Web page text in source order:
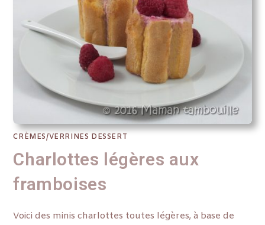
CRÈMES/VERRINES DESSERT
Charlottes légères aux
framboises
Voici des minis charlottes toutes légères, à base de